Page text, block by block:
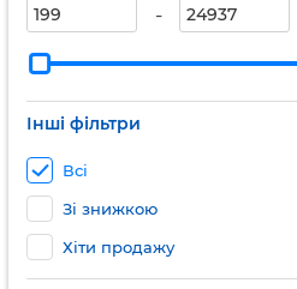
-
Інші фільтри
Всі
Зі знижкою
Хіти продажу